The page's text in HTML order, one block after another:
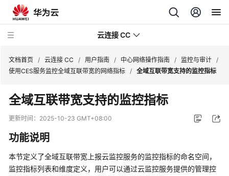
云连接 CC
最
新
动
品
介
文档首页 / 云连接 CC / 用户指南 / 中心网络操作指南 / 监控与审计 /
使用CES服务监控全域互联带宽的网络指标 / 全域互联带宽支持的监控指标
全域互联带宽支持的监控指标
更新时间： 2025-10-23 GMT+08:00
功能说明
本节定义了全域互联带宽上报云监控服务的监控指标的命名空间，
监控指标列表和维度定义，用户可以通过云监控服务提供的管理控